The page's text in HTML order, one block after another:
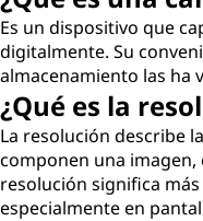
Es un dispositivo que
digitalmente. Su
almacenamiento las ha
¿Qué es la
La resolución describe
componen una imagen,
resolución significa
especialmente en